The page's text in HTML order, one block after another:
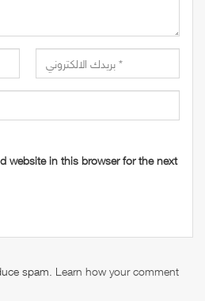
website in this browser for the next
spam. Learn how your comment